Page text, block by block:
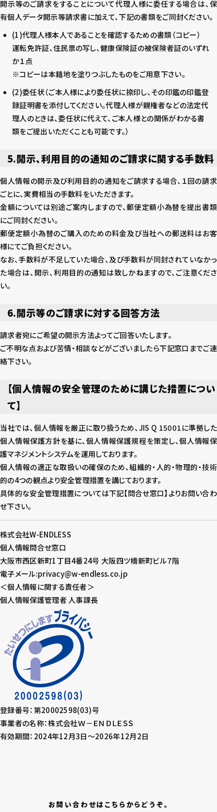
開示等のご請求をすることについて代理人様に委任する場合は、保
有個人データ開示等請求書に加えて、下記の書類をご同封ください。
(1)代理人様本人であることを確認するための書類（コピー）
運転免許証、住民票の写し、健康保険証の被保険者証のいずれ
か１点
※コピーは本籍地を塗りつぶしたものをご用意下さい。
(2)委任状（ご本人様により委任状に捺印し、その印鑑の印鑑登
録証明書を添付してください。代理人様が親権者などの法定代
理人のときは、委任状に代えて、ご本人様との関係がわかる書
類をご提出いただくことも可能です。）
5.開示、利用目的の通知のご請求に関する手数料
個人情報の開示及び利用目的の通知をご請求する場合、１回の請求
ごとに、実費相当の手数料をいただきます。
金額については別途ご案内しますので、郵便定額小為替を提出書類
にご同封ください。
郵便定額小為替のご購入のための料金及び当社への郵送料はお客
様にてご負担ください。
なお、手数料が不足していた場合、及び手数料が同封されていなかっ
た場合は、開示、利用目的の通知は致しかねますので、ご注意くださ
い。
6.開示等のご請求に対する回答方法
請求者宛にご希望の開示方法よってご回答いたします。
ご不明な点および苦情・相談などがございましたら下記窓口までご連
絡下さい。
【個人情報の安全管理のために講じた措置につい
て】
当社では、個人情報を厳正に取り扱うため、JIS Q 15001に準拠した
個人情報保護方針を基に、個人情報保護規程を策定し、個人情報保
護マネジメントシステムを運用しております。
個人情報の適正な取扱いの確保のため、組織的・人的・物理的・技術
的の4つの観点より安全管理措置を講じております。
具体的な安全管理措置については下記【問合せ窓口】よりお問い合わ
せ下さい。
株式会社W-ENDLESS
個人情報問合せ窓口
大阪市西区新町1丁目4番24号 大阪四ツ橋新町ビル７階
電子メール:privacy@w-endless.co.jp
＜個人情報に関する責任者＞
個人情報保護管理者 人事課長
登録番号：第20002598(03)号
事業者の名称：株式会社Ｗ－ＥＮＤＬＥＳＳ
有効期間：2024年12月3日～2026年12月2日
お問い合わせはこちらからどうぞ。